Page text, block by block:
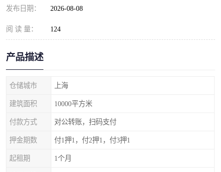
发布日期： 2026-08-08
阅 读 量： 124
产品描述
仓储城市 上海
建筑面积 10000平方米
付款方式 对公转账，扫码支付
押金期数 付1押1，付2押1，付3押1
起租期 1个月